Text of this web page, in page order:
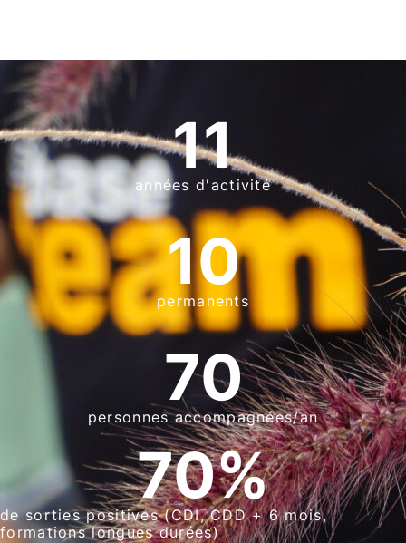
années d'activité
11
permanents
10
personnes accompagnées/an
70
de sorties positives (CDI, CDD + 6 mois,
formations longues durées)
70%